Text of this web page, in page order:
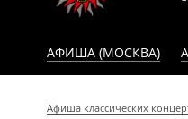
АФИША (МОСКВА)
Афиша классических